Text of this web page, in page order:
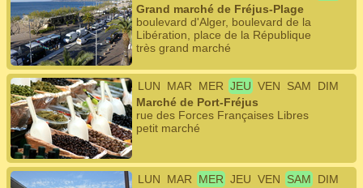
Grand marché de Fréjus-Plage
boulevard d'Alger, boulevard de la
Libération, place de la République
très grand marché
LUN MAR MER JEU VEN SAM
DIM
Marché de Port-Fréjus
rue des Forces Françaises Libres
petit marché
LUN MAR MER JEU VEN SAM
DIM